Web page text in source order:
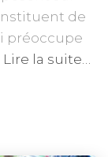
de
préoccupe
Lire la suite…